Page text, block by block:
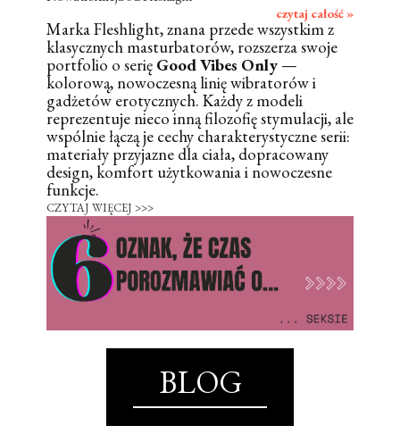
czytaj całość »
Marka Fleshlight, znana przede wszystkim z
klasycznych masturbatorów, rozszerza swoje
portfolio o serię Good Vibes Only —
kolorową, nowoczesną linię wibratorów i
gadżetów erotycznych. Każdy z modeli
reprezentuje nieco inną filozofię stymulacji, ale
wspólnie łączą je cechy charakterystyczne serii:
materiały przyjazne dla ciała, dopracowany
design, komfort użytkowania i nowoczesne
funkcje.
CZYTAJ WIĘCEJ >>>
BLOG